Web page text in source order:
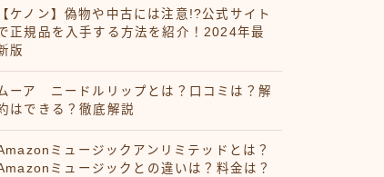
【ケノン】偽物や中古には注意!?公式サイト
正規品を入手する方法を紹介！2024年最
版
ーア ニードルリップとは？口コミは？解
はできる？徹底解説
ミュージックアンリミテッドとは？
ミュージックとの違いは？料金は？